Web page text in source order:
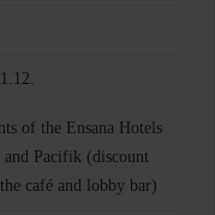
of the Ensana Hotels
and Pacifik (discount
café and lobby bar)